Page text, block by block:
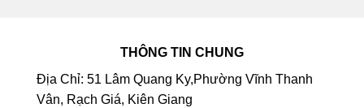
THÔNG TIN CHUNG
Địa Chỉ: 51 Lâm Quang Ky,Phường Vĩnh Thanh
Vân, Rạch Giá, Kiên Giang